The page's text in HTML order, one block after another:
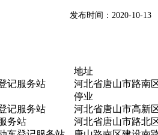
发布时间：2020-10-13
地址
记服务站
河北省唐山市路南
停业
记服务站
河北省唐山市高新
务站
河北省唐山市路北